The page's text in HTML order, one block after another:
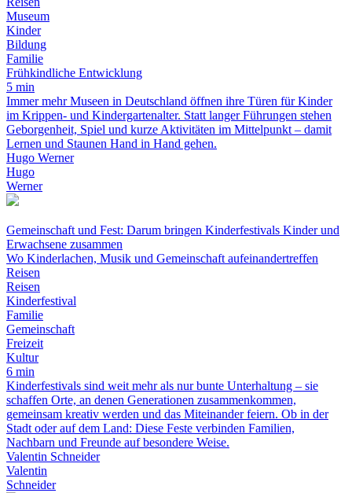
Museum
Kinder
Bildung
Familie
Frühkindliche Entwicklung
5 min
Immer mehr Museen in Deutschland öffnen ihre Türen für Kinder
im Krippen- und Kindergartenalter. Statt langer Führungen stehen
Geborgenheit, Spiel und kurze Aktivitäten im Mittelpunkt – damit
Lernen und Staunen Hand in Hand gehen.
Hugo Werner
Hugo
Werner
Gemeinschaft und Fest: Darum bringen Kinderfestivals Kinder und
Erwachsene zusammen
Wo Kinderlachen, Musik und Gemeinschaft aufeinandertreffen
Reisen
Reisen
Kinderfestival
Familie
Gemeinschaft
Freizeit
Kultur
6 min
Kinderfestivals sind weit mehr als nur bunte Unterhaltung – sie
schaffen Orte, an denen Generationen zusammenkommen,
gemeinsam kreativ werden und das Miteinander feiern. Ob in der
Stadt oder auf dem Land: Diese Feste verbinden Familien,
Nachbarn und Freunde auf besondere Weise.
Valentin Schneider
Valentin
Schneider